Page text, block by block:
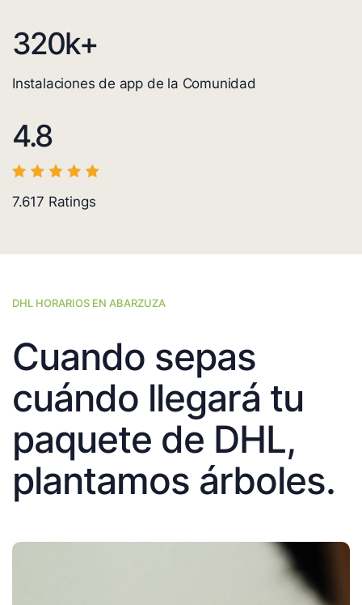
320k+
Instalaciones de app de la Comunidad
4.8
7.617 Ratings
DHL HORARIOS EN ABARZUZA
Cuando sepas
cuándo llegará tu
paquete de DHL,
plantamos árboles.